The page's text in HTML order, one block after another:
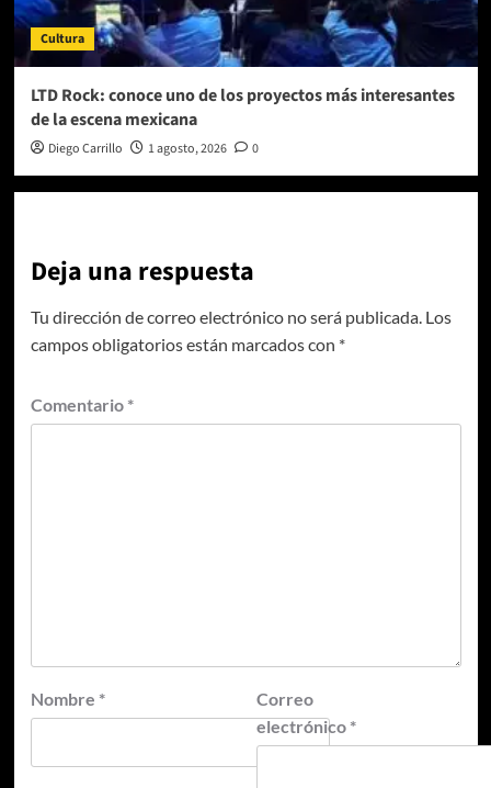
Cultura
LTD Rock: conoce uno de los proyectos más interesantes
de la escena mexicana
Diego Carrillo 1 agosto, 2026 0
Deja una respuesta
Tu dirección de correo electrónico no será publicada. Los
campos obligatorios están marcados con *
Comentario *
Nombre *
Correo
electrónico *